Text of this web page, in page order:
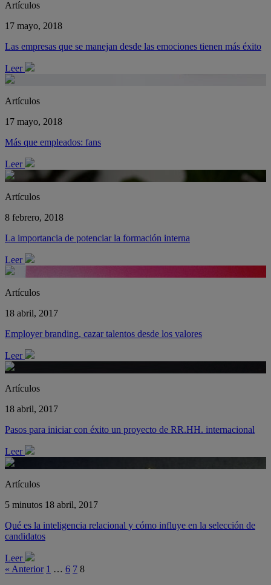
Artículos
17 mayo, 2018
Las empresas que se manejan desde las emociones tienen más éxito
Leer
Artículos
17 mayo, 2018
Más que empleados: fans
Leer
Artículos
8 febrero, 2018
La importancia de potenciar la formación interna
Leer
Artículos
18 abril, 2017
Employer branding, cazar talentos desde los valores
Leer
Artículos
18 abril, 2017
Pasos para iniciar con éxito un proyecto de RR.HH. internacional
Leer
Artículos
5 minutos 18 abril, 2017
Qué es la inteligencia relacional y cómo influye en la selección de
candidatos
Leer
« Anterior 1 … 6 7 8